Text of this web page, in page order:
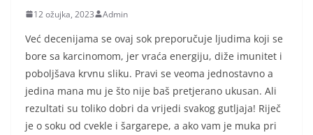
12 ožujka, 2023 Admin
Već decenijama se ovaj sok preporučuje ljudima koji se
bore sa karcinomom, jer vraća energiju, diže imunitet i
poboljšava krvnu sliku. Pravi se veoma jednostavno a
jedina mana mu je što nije baš pretjerano ukusan. Ali
rezultati su toliko dobri da vrijedi svakog gutljaja! Riječ
je o soku od cvekle i šargarepe, a ako vam je muka pri